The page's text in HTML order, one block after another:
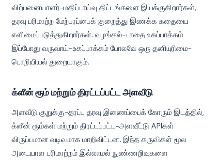
விற்பனையாளர்-மதிப்பாய்வு திட்டங்களை இயக்குகிறார்கள்,
தரவு பரிமாற்ற மேற்பரப்பைக் குறைத்து இணக்க கதையை
எளிமைப்படுத்துகிறார்கள். வழங்கல்-பாதை உகப்பாக்கம்
இப்போது வருவாய்-உகப்பாக்கம் போலவே ஒரு தனியுரிமை-
பொறியியல் துறையாகும்.
க்ளீன் ரூம் மற்றும் திரட்டப்பட்ட அளவீடு
அளவீடு குறுக்கு-தரப்பு தரவு இணைப்பைக் கோரும் இடத்தில்,
க்ளீன் ரூம்கள் மற்றும் திரட்டப்பட்ட-அளவீட்டு APIகள்
விருப்பமான வடிவமாக மாறிவிட்டன. இந்த கருவிகள் மூல
அடையாள பரிமாற்றம் இல்லாமல் நுண்ணறிவுகளை